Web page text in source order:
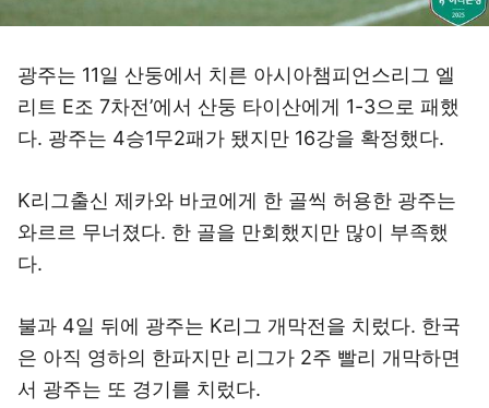
광주는 11일 산둥에서 치른 아시아챔피언스리그 엘
리트 E조 7차전’에서 산둥 타이산에게 1-3으로 패했
다. 광주는 4승1무2패가 됐지만 16강을 확정했다.
K리그출신 제카와 바코에게 한 골씩 허용한 광주는
와르르 무너졌다. 한 골을 만회했지만 많이 부족했
다.
불과 4일 뒤에 광주는 K리그 개막전을 치렀다. 한국
은 아직 영하의 한파지만 리그가 2주 빨리 개막하면
서 광주는 또 경기를 치렀다.